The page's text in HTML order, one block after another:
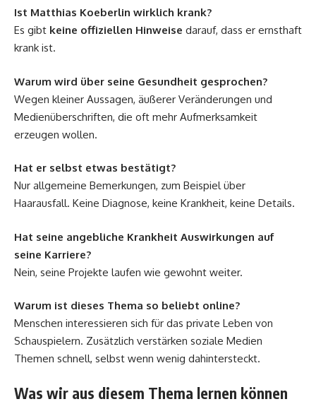
Ist Matthias Koeberlin wirklich krank?
Es gibt keine offiziellen Hinweise darauf, dass er ernsthaft
krank ist.
Warum wird über seine Gesundheit gesprochen?
Wegen kleiner Aussagen, äußerer Veränderungen und
Medienüberschriften, die oft mehr Aufmerksamkeit
erzeugen wollen.
Hat er selbst etwas bestätigt?
Nur allgemeine Bemerkungen, zum Beispiel über
Haarausfall. Keine Diagnose, keine Krankheit, keine Details.
Hat seine angebliche Krankheit Auswirkungen auf
seine Karriere?
Nein, seine Projekte laufen wie gewohnt weiter.
Warum ist dieses Thema so beliebt online?
Menschen interessieren sich für das private Leben von
Schauspielern. Zusätzlich verstärken soziale Medien
Themen schnell, selbst wenn wenig dahintersteckt.
Was wir aus diesem Thema lernen können